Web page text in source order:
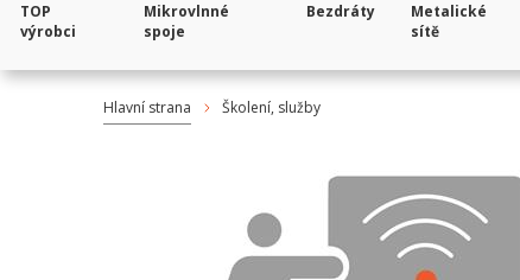
TOP
výrobci
Mikrovlnné
spoje
Bezdráty
Metalické
sítě
Hlavní strana Školení, služby